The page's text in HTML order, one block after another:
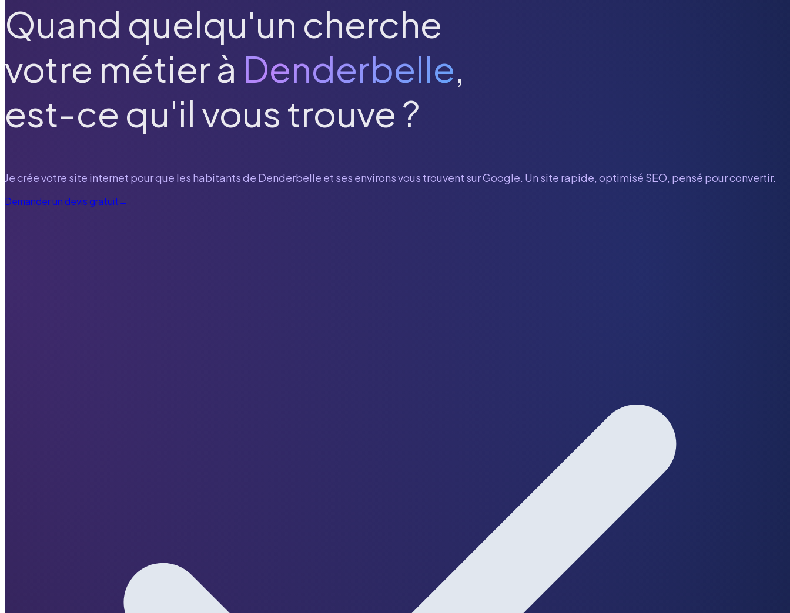
Quand quelqu'un cherche
votre métier à Denderbelle,
est-ce qu'il vous trouve ?
Je crée votre site internet pour que les habitants de Denderbelle et ses environs vous trouvent sur Google. Un site rapide, optimisé SEO, pensé pour convertir.
Demander un devis gratuit→